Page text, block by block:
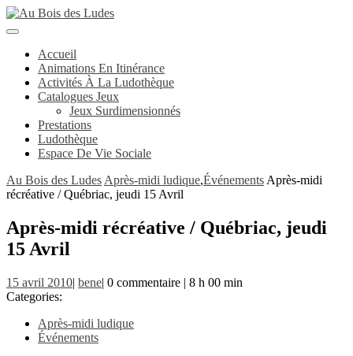
Skip
to
Open
ButtonAccueil
Animations En Itinérance
Activités À La Ludothèque
Catalogues Jeux
Jeux Surdimensionnés
Prestations
Ludothèque
Espace De Vie Sociale
Close
Button
Au Bois des Ludes Après-midi ludique,Événements Après-midi
récréative / Québriac, jeudi 15 Avril
Après-midi récréative / Québriac, jeudi
15 Avril
15 avril 201015
| benebene
| 0 commentaire | 8 h 00 min
Categories:
Après-midi ludique
Événements